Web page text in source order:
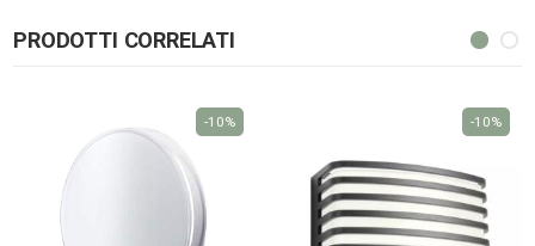
PRODOTTI CORRELATI
-10% -10%